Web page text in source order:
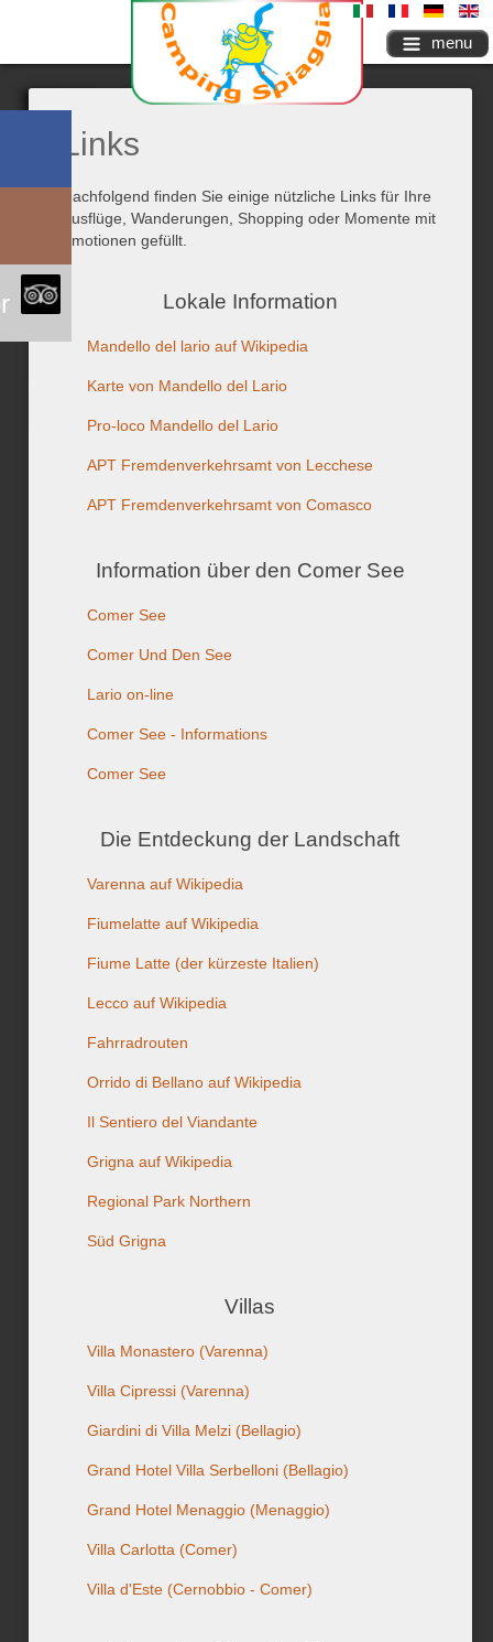
menu
Links
Nachfolgend finden Sie einige nützliche Links für Ihre
Ausflüge, Wanderungen, Shopping oder Momente mit
Emotionen gefüllt.
Lokale Information
Mandello del lario auf Wikipedia
Karte von Mandello del Lario
Pro-loco Mandello del Lario
APT Fremdenverkehrsamt von Lecchese
APT Fremdenverkehrsamt von Comasco
Information über den Comer See
Comer See
Comer Und Den See
Lario on-line
Comer See - Informations
Comer See
Die Entdeckung der Landschaft
Varenna auf Wikipedia
Fiumelatte auf Wikipedia
Fiume Latte (der kürzeste Italien)
Lecco auf Wikipedia
Fahrradrouten
Orrido di Bellano auf Wikipedia
Il Sentiero del Viandante
Grigna auf Wikipedia
Regional Park Northern
Süd Grigna
Villas
Villa Monastero (Varenna)
Villa Cipressi(Varenna)
Giardini di Villa Melzi(Bellagio)
Grand Hotel Villa Serbelloni(Bellagio)
Grand Hotel Menaggio(Menaggio)
Villa Carlotta(Comer)
Villa d'Este(Cernobbio - Comer)